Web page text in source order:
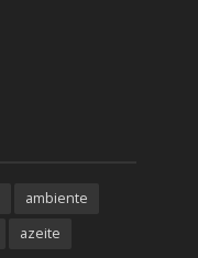
ambiente
azeite